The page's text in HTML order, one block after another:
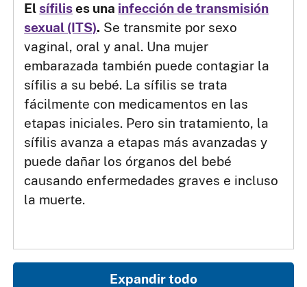
El sífilises una infección de transmisión
sexual (ITS). Se transmite por sexo
vaginal, oral y anal. Una mujer
embarazada también puede contagiar la
sífilis a su bebé. La sífilis se trata
fácilmente con medicamentos en las
etapas iniciales. Pero sin tratamiento, la
sífilis avanza a etapas más avanzadas y
puede dañar los órganos del bebé
causando enfermedades graves e incluso
la muerte.
Expandir todo